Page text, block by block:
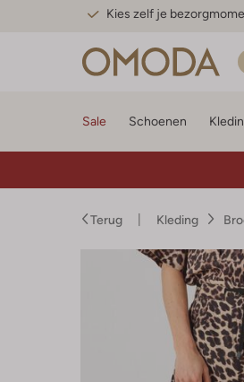
Kies zelf je
Sale Schoenen
Terug Kleding